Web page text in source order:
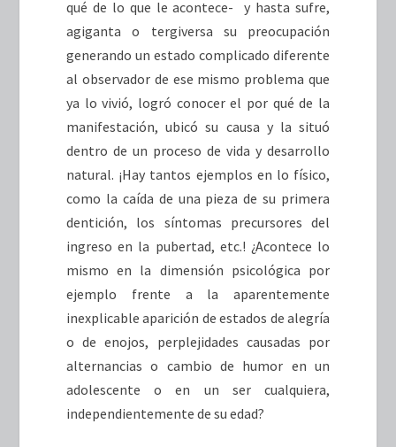
qué de lo que le acontece- y hasta sufre,
agiganta o tergiversa su preocupación
generando un estado complicado diferente
al observador de ese mismo problema que
ya lo vivió, logró conocer el por qué de la
manifestación, ubicó su causa y la situó
dentro de un proceso de vida y desarrollo
natural. ¡Hay tantos ejemplos en lo físico,
como la caída de una pieza de su primera
dentición, los síntomas precursores del
ingreso en la pubertad, etc.! ¿Acontece lo
mismo en la dimensión psicológica por
ejemplo frente a la aparentemente
inexplicable aparición de estados de alegría
o de enojos, perplejidades causadas por
alternancias o cambio de humor en un
adolescente o en un ser cualquiera,
independientemente de su edad?